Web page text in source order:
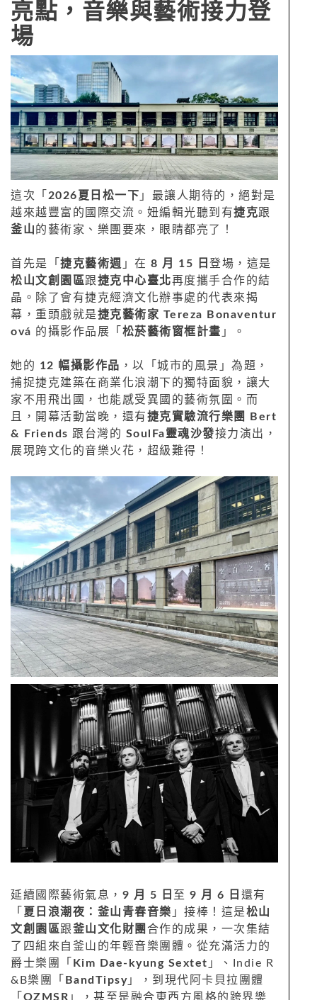
亮點，音樂與藝術接力登
場
這次「 2026夏日松一下 」最讓人期待的，絕對是
越來越豐富的國際交流。妞編輯光聽到有捷克跟
釜山 的藝術家、樂團要來，眼睛都亮了！
首先是「 捷克藝術週 」在 8 月 15 日 登場，這是
松山文創園區跟捷克中心臺北再度攜手合作的結
晶。除了會有捷克經濟文化辦事處的代表來揭
幕，重頭戲就是捷克藝術家 Tereza Bonaventur
ová 的攝影作品展「 松菸藝術窗框計畫 」。
她的 12 幅攝影作品 ，以「城市的風景」為題，
捕捉捷克建築在商業化浪潮下的獨特面貌，讓大
家不用飛出國，也能感受異國的藝術氛圍。而
且，開幕活動當晚，還有捷克實驗流行樂團 Bert
& Friends 跟台灣的 SoulFa靈魂沙發接力演出，
展現跨文化的音樂火花，超級難得！
延續國際藝術氣息， 9 月 5 日 至 9 月 6 日 還有
「 夏日浪潮夜：釜山青春音樂 」接棒！這是松山
文創園區跟釜山文化財團 合作的成果，一次集結
了四組來自釜山的年輕音樂團體。從充滿活力的
爵士樂團「 Kim Dae-kyung Sextet 」、Indie R
&B樂團「 BandTipsy 」，到現代阿卡貝拉團體
「 OZMSR 」，甚至是融合東西方風格的跨界樂